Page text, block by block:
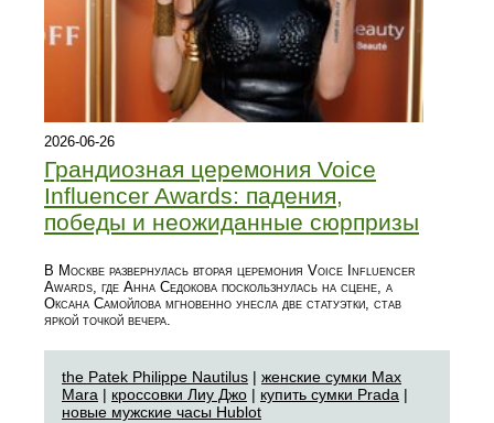
2026-06-26
Грандиозная церемония Voice
Influencer Awards: падения,
победы и неожиданные сюрпризы
В Москве развернулась вторая церемония Voice Influencer
Awards, где Анна Седокова поскользнулась на сцене, а
Оксана Самойлова мгновенно унесла две статуэтки, став
яркой точкой вечера.
the Patek Philippe Nautilus | женские сумки Max
Mara | кроссовки Лиу Джо | купить сумки Prada |
новые мужские часы Hublot